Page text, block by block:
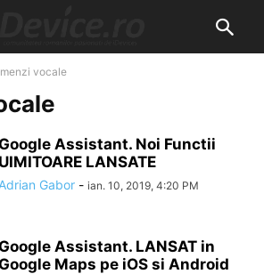
vocale
Assistant. Noi Functii
UIMITOARE LANSATE
Adrian Gabor - ian. 10, 2019, 4:20 PM
Assistant. LANSAT in
Maps pe iOS si Android